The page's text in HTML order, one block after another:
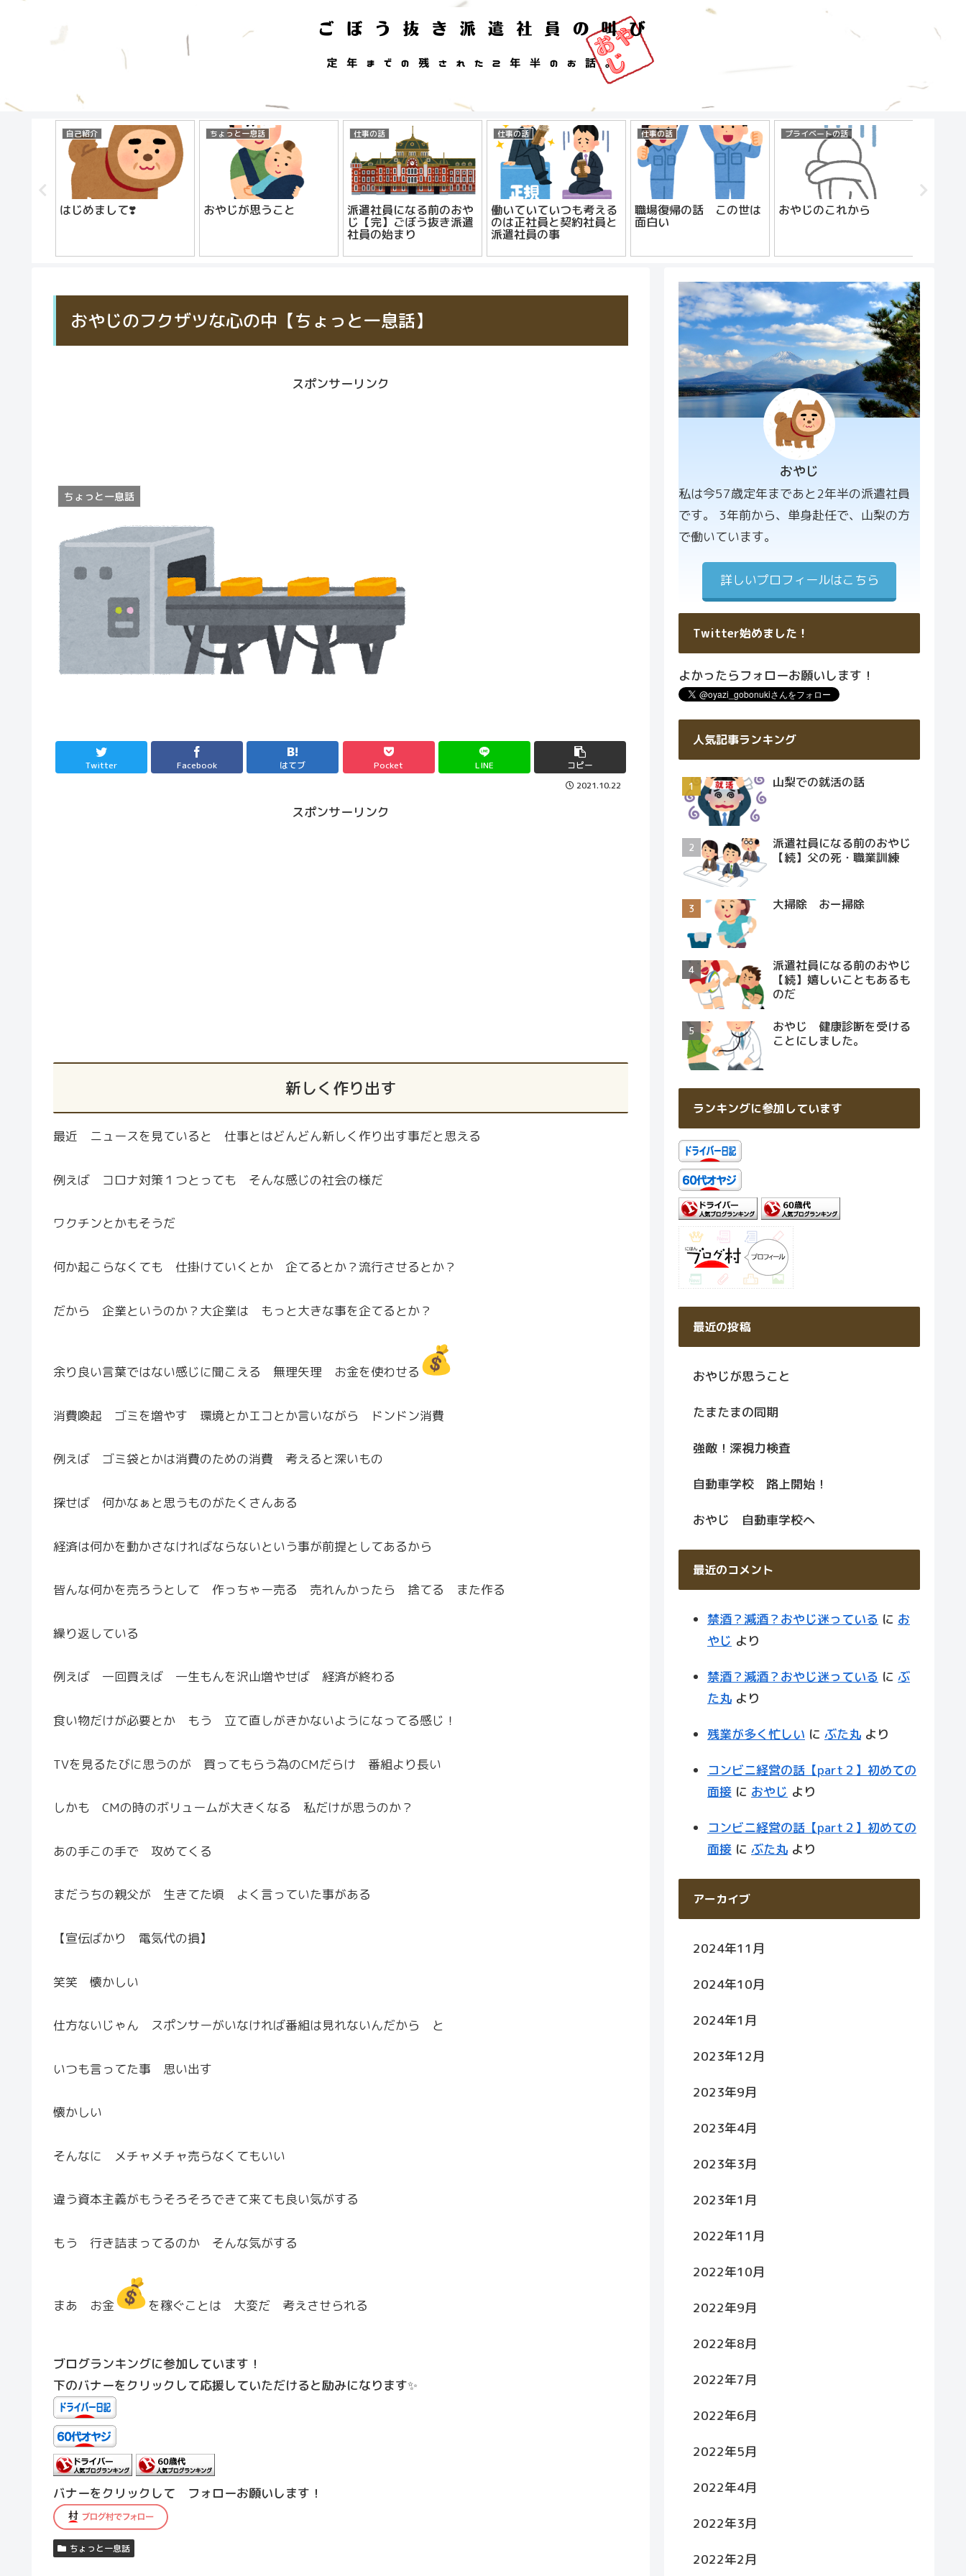
自己紹介
はじめまして❣️
ちょっと一息話
おやじが思うこと
仕事の話
派遣社員になる前のおや
じ【完】ごぼう抜き派遣
社員の始まり
仕事の話
働いていていつも考える
のは正社員と契約社員と
派遣社員の事
仕事の話
職場復帰の話 この世は
面白い
プライベートの話
おやじのこれから
おやじのフクザツな心の中【ちょっと一息話】
スポンサーリンク
ちょっと一息話
Twitter Facebook はてブ Pocket LINE
コピー
2021.10.22
スポンサーリンク
新しく作り出す
最近 ニュースを見ていると 仕事とはどんどん新しく作り出す事だと思える
例えば コロナ対策１つとっても そんな感じの社会の様だ
ワクチンとかもそうだ
何か起こらなくても 仕掛けていくとか 企てるとか？流行させるとか？
だから 企業というのか？大企業は もっと大きな事を企てるとか？
余り良い言葉ではない感じに聞こえる 無理矢理 お金を使わせる
消費喚起 ゴミを増やす 環境とかエコとか言いながら ドンドン消費
例えば ゴミ袋とかは消費のための消費 考えると深いもの
探せば 何かなぁと思うものがたくさんある
経済は何かを動かさなければならないという事が前提としてあるから
皆んな何かを売ろうとして 作っちゃー売る 売れんかったら 捨てる また作る
繰り返している
例えば 一回買えば 一生もんを沢山増やせば 経済が終わる
食い物だけが必要とか もう 立て直しがきかないようになってる感じ！
TVを見るたびに思うのが 買ってもらう為のCMだらけ 番組より長い
しかも CMの時のボリュームが大きくなる 私だけが思うのか？
あの手この手で 攻めてくる
まだうちの親父が 生きてた頃 よく言っていた事がある
【宣伝ばかり 電気代の損】
笑笑 懐かしい
仕方ないじゃん スポンサーがいなければ番組は見れないんだから と
いつも言ってた事 思い出す
懐かしい
そんなに メチャメチャ売らなくてもいい
違う資本主義がもうそろそろできて来ても良い気がする
もう 行き詰まってるのか そんな気がする
まあ お金 を稼ぐことは 大変だ 考えさせられる
ブログランキングに参加しています！
下のバナーをクリックして応援していただけると励みになります✨
バナーをクリックして フォローお願いします！
ちょっと一息話
プロフィー
ル画像
おやじ
私は今57歳定年まであと2年半の派遣社員
です。 3年前から、単身赴任で、山梨の方
で働いています。
詳しいプロフィールはこちら
Twitter始めました！
よかったらフォローお願いします！
人気記事ランキング
山梨での就活の話
派遣社員になる前のおやじ
【続】父の死・職業訓練
大掃除 おー掃除
派遣社員になる前のおやじ
【続】嬉しいこともあるも
のだ
おやじ 健康診断を受ける
ことにしました。
ランキングに参加しています
最近の投稿
おやじが思うこと
たまたまの同期
強敵！深視力検査
自動車学校 路上開始！
おやじ 自動車学校へ
最近のコメント
禁酒？減酒？おやじ迷っている に お
やじ より
禁酒？減酒？おやじ迷っている に ぶ
た丸 より
残業が多く忙しい に ぶた丸 より
コンビニ経営の話【part２】初めての
面接 に おやじ より
コンビニ経営の話【part２】初めての
面接 に ぶた丸 より
アーカイブ
2024年11月
2024年10月
2024年1月
2023年12月
2023年9月
2023年4月
2023年3月
2023年1月
2022年11月
2022年10月
2022年9月
2022年8月
2022年7月
2022年6月
2022年5月
2022年4月
2022年3月
2022年2月